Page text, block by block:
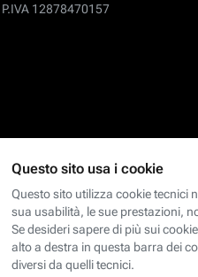
P.IVA 12878470157